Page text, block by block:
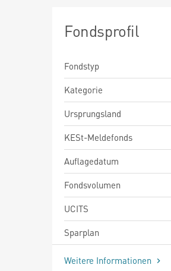
Fondsprofil
Fondstyp
Kategorie
Ursprungsland
KESt-Meldefonds
Auflagedatum
Fondsvolumen
UCITS
Sparplan
Weitere Informationen